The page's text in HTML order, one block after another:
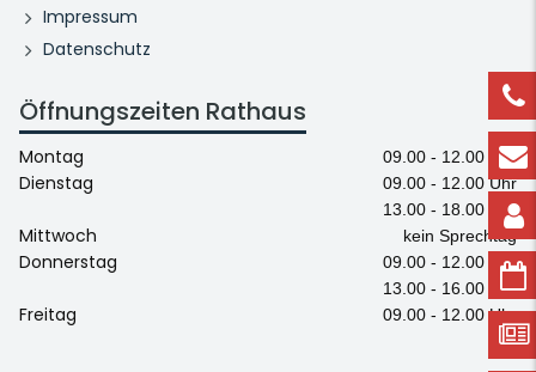
Impressum
Datenschutz
Öffnungszeiten Rathaus
Montag 09.00 - 12.00 Uhr
Dienstag
09.00 - 12.00 Uhr
13.00 - 18.00 Uhr
Mittwoch kein Sprechtag
Donnerstag
09.00 - 12.00 Uhr
13.00 - 16.00 Uhr
Freitag 09.00 - 12.00 Uhr